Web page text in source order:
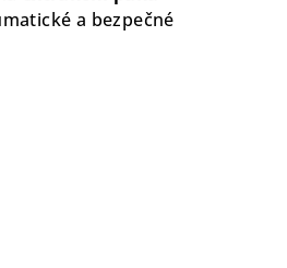
a bezpečné